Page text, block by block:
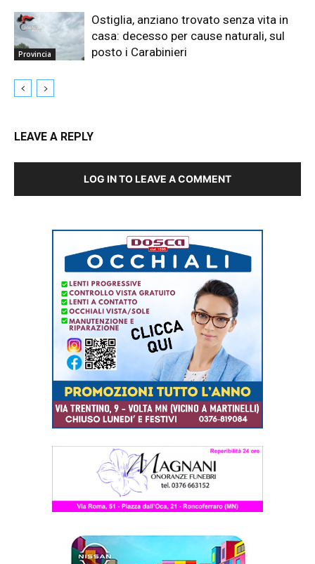
Provincia
Ostiglia, anziano trovato senza vita in
casa: decesso per cause naturali, sul
posto i Carabinieri
LEAVE A REPLY
LOG IN TO LEAVE A COMMENT